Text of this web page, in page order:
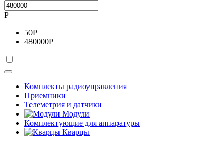
Р
50Р
480000Р
Комплекты радиоуправления
Приемники
Телеметрия и датчики
Модули
Комплектующие для аппаратуры
Кварцы